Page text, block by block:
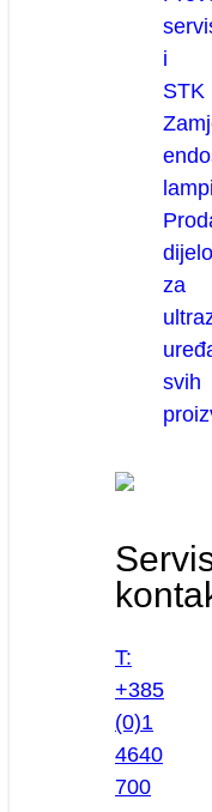
i
STK
lampi
za
svih
T:
+385
(0)1
4640
700